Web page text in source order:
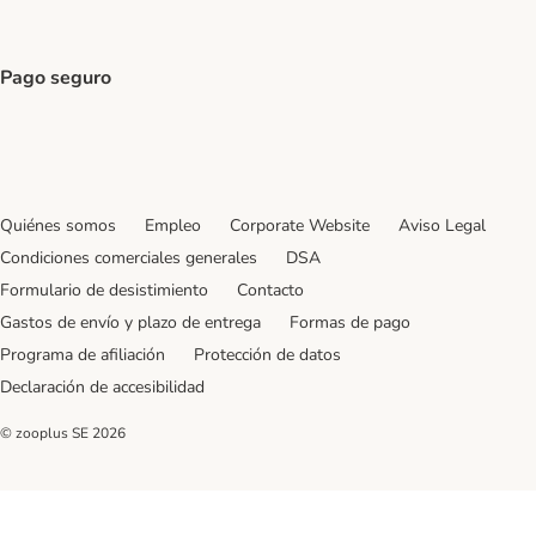
Pago seguro
Quiénes somos Empleo Corporate Website
Aviso Legal
Condiciones comerciales generales
DSA
Formulario de desistimiento
Contacto
Gastos de envío y plazo de entrega
Formas de pago
Programa de afiliación
Protección de datos
Declaración de accesibilidad
© zooplus SE 2026